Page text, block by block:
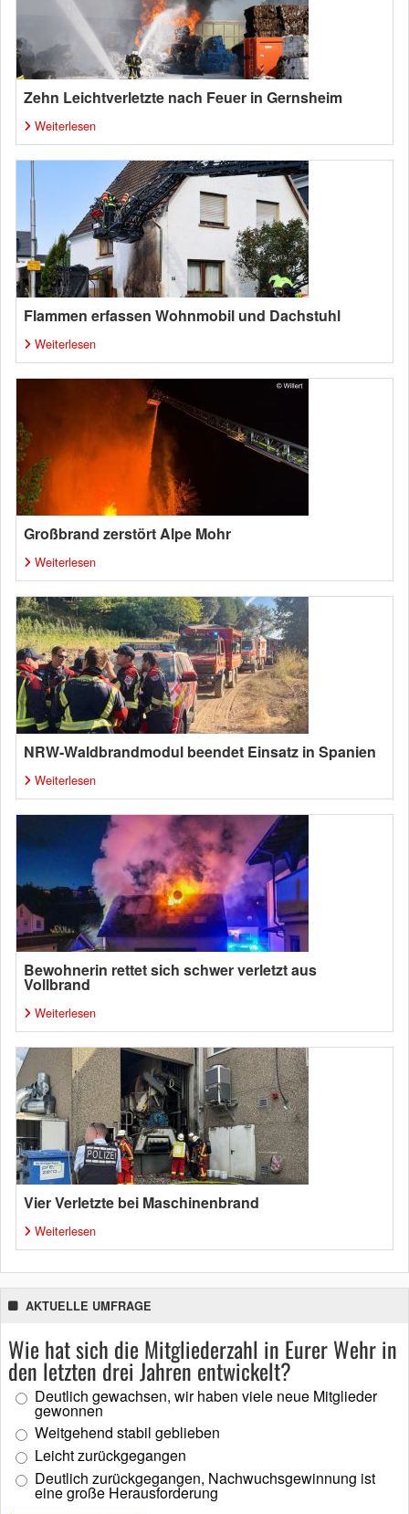
Zehn Leichtverletzte nach Feuer in Gernsheim
Weiterlesen
Flammen erfassen Wohnmobil und Dachstuhl
Weiterlesen
Großbrand zerstört Alpe Mohr
Weiterlesen
NRW-Waldbrandmodul beendet Einsatz in Spanien
Weiterlesen
Bewohnerin rettet sich schwer verletzt aus
Vollbrand
Weiterlesen
Vier Verletzte bei Maschinenbrand
Weiterlesen
AKTUELLE UMFRAGE
Wie hat sich die Mitgliederzahl in Eurer Wehr in
den letzten drei Jahren entwickelt?
Deutlich gewachsen, wir haben viele neue Mitglieder
gewonnen
Weitgehend stabil geblieben
Leicht zurückgegangen
Deutlich zurückgegangen, Nachwuchsgewinnung ist
eine große Herausforderung